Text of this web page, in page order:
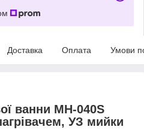
Доставка Оплата Умови
ванни MH-040S
УЗ мийки